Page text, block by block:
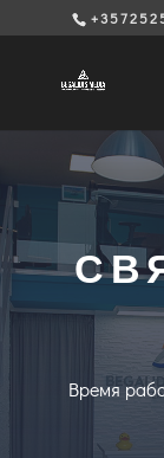
Время